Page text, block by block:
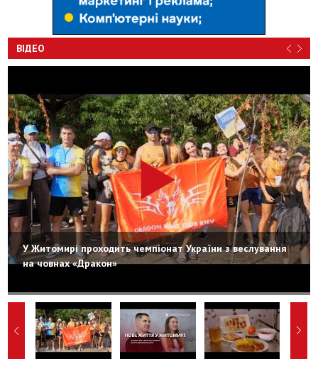
ВІДЕО
У Житомирі проходить чемпіонат України з веслування
на човнах «Дракон»